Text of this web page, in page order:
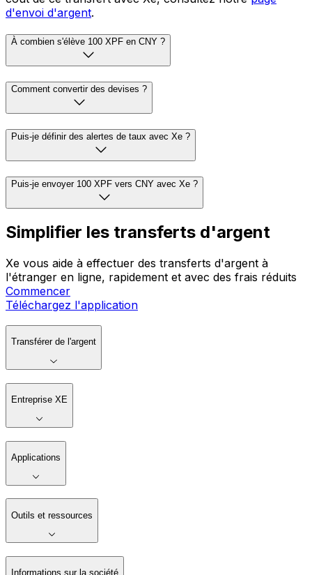
d'envoi d'argent.
À combien s'élève 100 XPF en CNY ?
Comment convertir des devises ?
Puis-je définir des alertes de taux avec Xe ?
Puis-je envoyer 100 XPF vers CNY avec Xe ?
Simplifier les transferts d'argent
Xe vous aide à effectuer des transferts d'argent à
l'étranger en ligne, rapidement et avec des frais réduits
Commencer
Téléchargez l'application
Transférer de l'argent
Entreprise XE
Applications
Outils et ressources
Informations sur la société